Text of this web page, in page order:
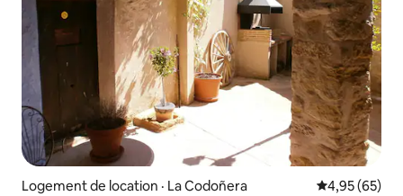
Logement de location · La Codoñera Note
4,95 (65)